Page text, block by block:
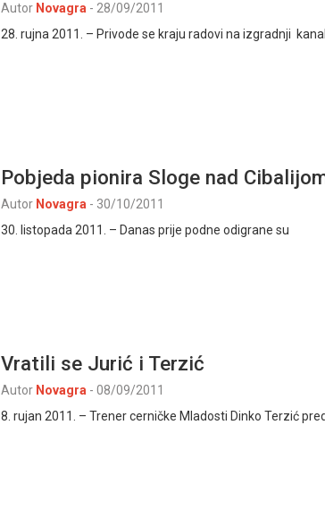
Autor Novagra - 28/09/2011
28. rujna 2011. – Privode se kraju radovi na izgradnji
Pobjeda pionira Sloge nad
Autor Novagra - 30/10/2011
30. listopada 2011. – Danas prije podne odigrane su
Vratili se Jurić i Terzić
Autor Novagra - 08/09/2011
8. rujan 2011. – Trener cerničke Mladosti Dinko Terzić